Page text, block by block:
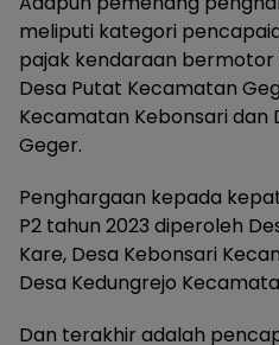
meliputi kategori
pajak kendaraan bermotor
Desa Putat Kecamatan
Kecamatan Kebonsari dan
Geger.
Penghargaan kepada
P2 tahun 2023 diperoleh
Kare, Desa Kebonsari
Desa Kedungrejo
Dan terakhir adalah